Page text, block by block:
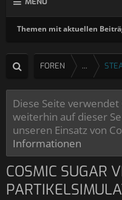
Themen mit aktuellen
FOREN ...
Diese Seite
weiterhin auf dieser
unseren Einsatz von
Informationen
COSMIC SUGAR